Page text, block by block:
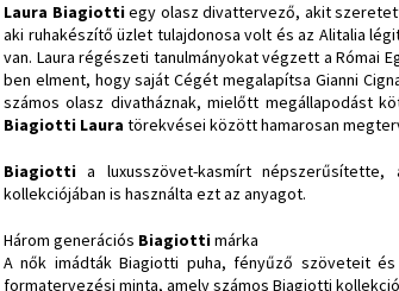
Laura Biagiottiegy olasz divattervező, akit
aki ruhakészítő üzlet tulajdonosa volt és az Alitalia
van. Laura régészeti tanulmányokat végzett a Római
ben elment, hogy saját Cégét megalapítsa Gianni
számos olasz divatháznak, mielőtt megállapodást
Biagiotti Laura törekvései között hamarosan
Biagiottia luxusszövet-kasmírt
kollekciójában is használta ezt az anyagot.
Három generációs Biagiottimárka
A nők imádták Biagiotti puha, fényűző szöveteit
formatervezési minta, amely számos Biagiotti